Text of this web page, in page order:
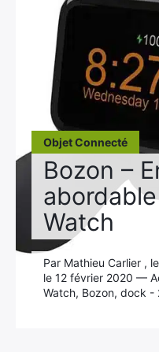
Objet Connecté
Bozon –
Watch
Par Mathieu Carlier ,
le 12 février 2020 —
Watch, Bozon, dock -